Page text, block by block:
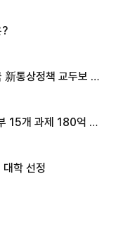
?
통상정책 교두보 활
15개 과제 180억 지
학 선정